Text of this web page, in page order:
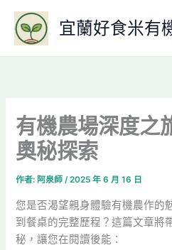
要
宜蘭好食米有
有機農場深度之
奧秘探索
作者: 阿泉師/2025 年 6 月 16 日
您是否渴望親身體驗有機農作的
到餐桌的完整歷程？這篇文章將
秘，讓您在閱讀後能：